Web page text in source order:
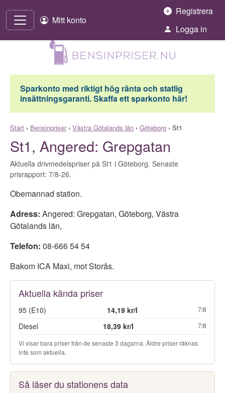
Mitt konto
Registrera
Logga in
Sparkonto med riktigt hög ränta och statlig
insättningsgaranti. Skaffa ett sparkonto här!
Start › Bensinpriser› Västra Götalands län › Göteborg › St1
St1, Angered: Grepgatan
Aktuella drivmedelspriser på St1 i Göteborg. Senaste
prisrapport: 7/8-26.
Obemannad station.
Adress: Angered: Grepgatan, Göteborg, Västra
Götalands län,
Telefon: 08-666 54 54
Bakom ICA Maxi, mot Storås.
Aktuella kända priser
95 (E10) 14,19 kr/l 7/8
Diesel 18,39 kr/l 7/8
Vi visar bara priser från de senaste 3 dagarna. Äldre priser räknas
inte som aktuella.
Så läser du stationens data